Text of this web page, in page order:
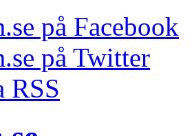
på Facebook
på Twitter
RSS